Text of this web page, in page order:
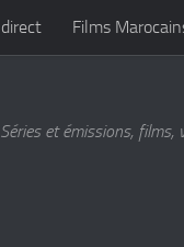
Films
Séries et émissions, films,